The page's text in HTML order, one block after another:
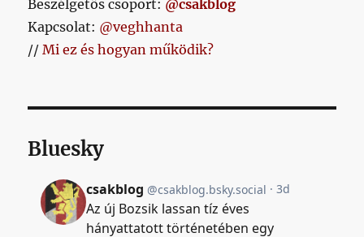
Beszélgetős csoport: @csakblog
Kapcsolat: @veghhanta
//Mi ez és hogyan működik?
Bluesky